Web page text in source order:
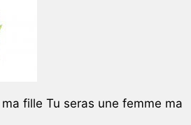
fille Tu seras une femme ma